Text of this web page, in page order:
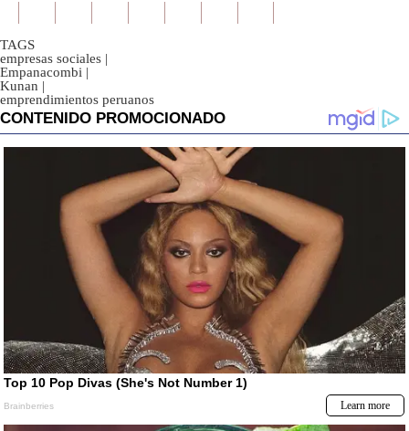
TAGS
empresas sociales |
Empanacombi |
Kunan |
emprendimientos peruanos